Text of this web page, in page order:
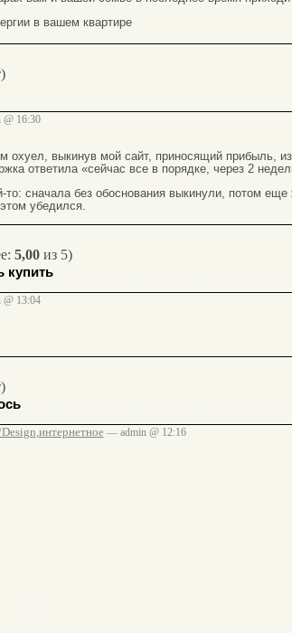
в вашем квартире
16:30
охуел, выкинув мой сайт, приносящий прибыль, из
ответила «сейчас все в порядке, через 2
то: сначала без обоснования выкинули, потом еще
убедился.
5,00из 5)
купить
13:04
интернетное— admin @ 12:16